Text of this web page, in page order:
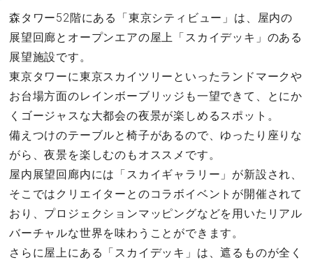
森タワー52階にある「東京シティビュー」は、屋内の
展望回廊とオープンエアの屋上「スカイデッキ」のある
展望施設です。
東京タワーに東京スカイツリーといったランドマークや
お台場方面のレインボーブリッジも一望できて、とにか
くゴージャスな大都会の夜景が楽しめるスポット。
備えつけのテーブルと椅子があるので、ゆったり座りな
がら、夜景を楽しむのもオススメです。
屋内展望回廊内には「スカイギャラリー」が新設され、
そこではクリエイターとのコラボイベントが開催されて
おり、プロジェクションマッピングなどを用いたリアル
バーチャルな世界を味わうことができます。
さらに屋上にある「スカイデッキ」は、遮るものが全く